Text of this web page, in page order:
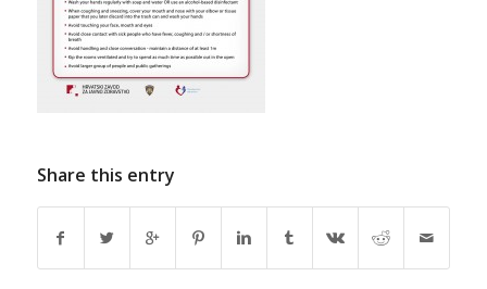
Share this entry